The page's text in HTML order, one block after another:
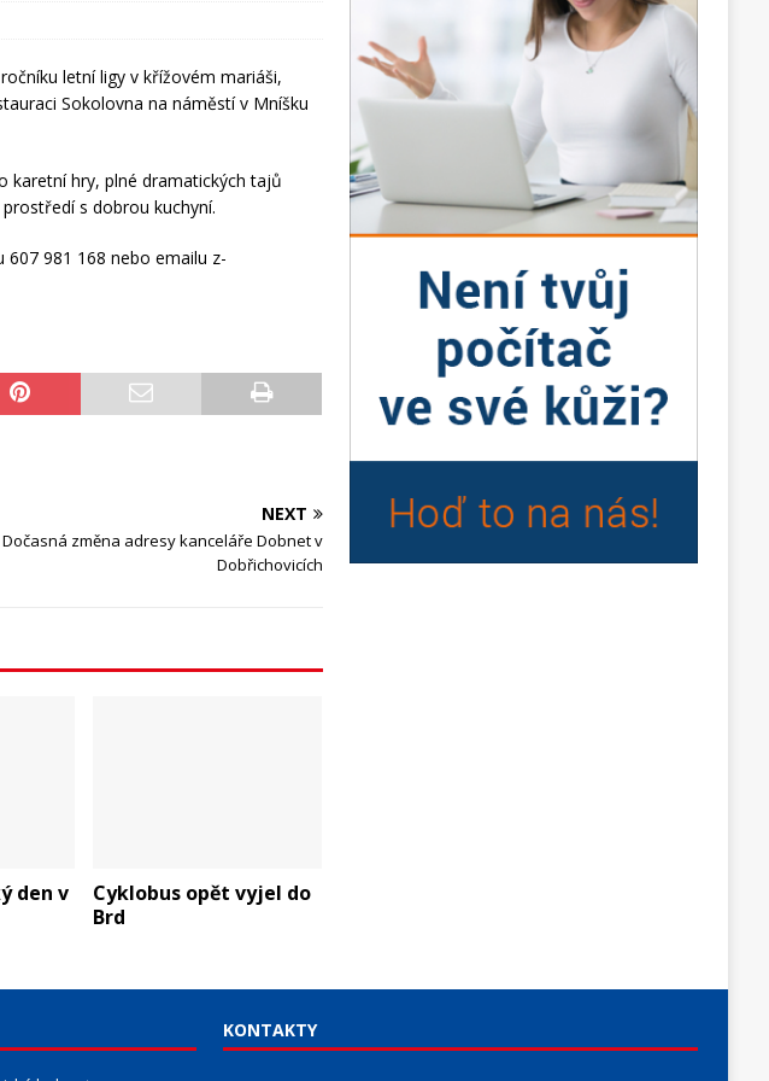
letní ligy v křížovém mariáši,
Sokolovna na náměstí v Mníšku
karetní hry, plné dramatických tajů
s dobrou kuchyní.
981 168 nebo emailu z-
NEXT
Dočasná změna adresy kanceláře Dobnet v
Dobřichovicích
den v
Cyklobus opět vyjel do
Brd
KONTAKTY